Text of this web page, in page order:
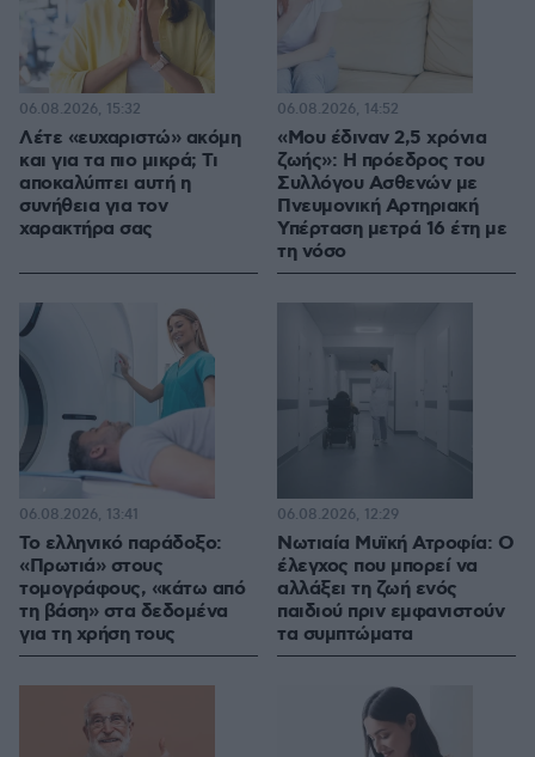
Λέτε «ευχαριστώ» ακόμη
και για τα πιο μικρά; Τι
αποκαλύπτει αυτή η
συνήθεια για τον
χαρακτήρα σας
06.08.2026, 15:32
«Μου έδιναν 2,5 χρόνια
ζωής»: Η πρόεδρος του
Συλλόγου Ασθενών με
Πνευμονική Αρτηριακή
Υπέρταση μετρά 16 έτη με
τη νόσο
06.08.2026, 14:52
Το ελληνικό παράδοξο:
«Πρωτιά» στους
τομογράφους, «κάτω από
τη βάση» στα δεδομένα
για τη χρήση τους
06.08.2026, 13:41
Νωτιαία Μυϊκή Ατροφία: Ο
έλεγχος που μπορεί να
αλλάξει τη ζωή ενός
παιδιού πριν εμφανιστούν
τα συμπτώματα
06.08.2026, 12:29